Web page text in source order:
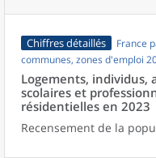
Chiffres détaillés
France
communes, zones d'emploi
Logements, individus,
scolaires et
résidentielles en 2023
Recensement de la